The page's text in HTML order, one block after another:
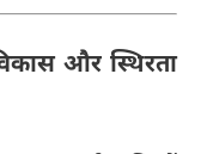
और स्थिरता